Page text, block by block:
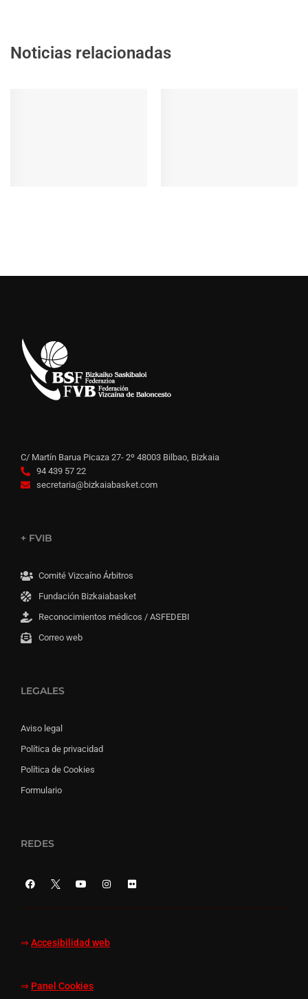
Noticias relacionadas
C/ Martín Barua Picaza 27- 2º 48003 Bilbao, Bizkaia
94 439 57 22
secretaria@bizkaiabasket.com
+ FVIB
Comité Vizcaíno Árbitros
Fundación Bizkaiabasket
Reconocimientos médicos / ASFEDEBI
Correo web
LEGALES
Aviso legal
Política de privacidad
Política de Cookies
Formulario
REDES
⇒ Accesibilidad web
⇒ Panel Cookies